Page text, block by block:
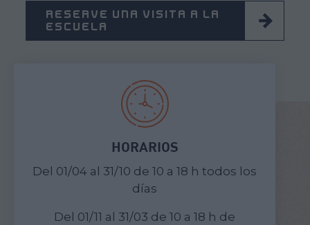
RESERVE UNA VISITA A LA
ESCUELA
HORARIOS
Del 01/04 al 31/10 de 10 a 18 h todos los
días
Del 01/11 al 31/03 de 10 a 18 h de